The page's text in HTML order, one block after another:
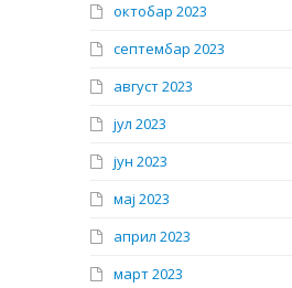
октобар 2023
септембар 2023
август 2023
јул 2023
јун 2023
мај 2023
април 2023
март 2023